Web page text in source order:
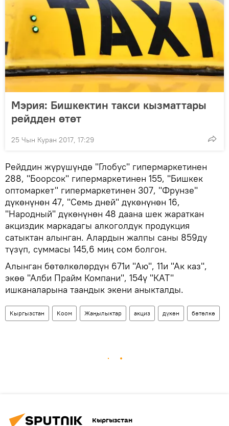
Мэрия: Бишкектин такси кызматтары
рейдден өтөт
25 Чын Куран 2017, 17:29
Рейддин жүрүшүндө "Глобус" гипермаркетинен
288, "Боорсок" гипермаркетинен 155, "Бишкек
оптомаркет" гипермаркетинен 307, "Фрунзе"
дүкөнүнөн 47, "Семь дней" дүкөнүнөн 16,
"Народный" дүкөнүнөн 48 даана шек жараткан
акциздик маркадагы алкоголдук продукция
сатыктан алынган. Алардын жалпы саны 859ду
түзүп, суммасы 145,6 миң сом болгон.
Алынган бөтөлкөлөрдүн 671и "Аю", 11и "Ак каз",
экөө "Алби Прайм Компани", 154ү "КАТ"
ишканаларына таандык экени аныкталды.
Кыргызстан Коом Жаңылыктар акциз дүкөн бөтөлкө
Кыргызстан